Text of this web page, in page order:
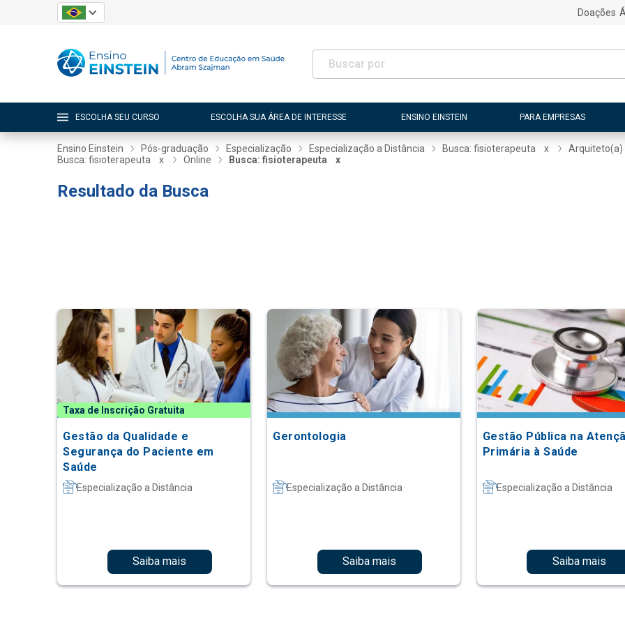
Doações
ESCOLHA SEU CURSO ESCOLHA SUA ÁREA DE INTERESSE ENSINO EINSTEIN PARA EMPRESAS
Ensino Einstein Pós-graduação Especialização Especialização a Distância Busca: fisioterapeuta x
Arquiteto(a)
Busca: fisioterapeuta
x Online Busca: fisioterapeuta x
Resultado da Busca
Taxa de Inscrição Gratuita
Gestão da Qualidade e
Segurança do Paciente em
Saúde
Especialização a Distância
Saiba mais
Gerontologia
Especialização a Distância
Saiba mais
Gestão Pública na
Primária à Saúde
Especialização a Distância
Saiba mais